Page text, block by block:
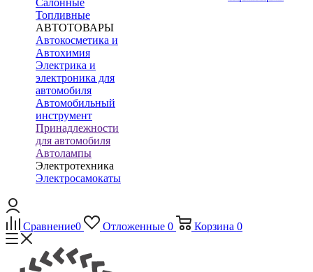
Топливные
АВТОТОВАРЫ
Автокосметика и
Автохимия
Электрика и
электроника для
автомобиля
Автомобильный
инструмент
Принадлежности
для автомобиля
Автолампы
Электротехника
Электросамокаты
Сравнение0 Отложенные 0 Корзина 0